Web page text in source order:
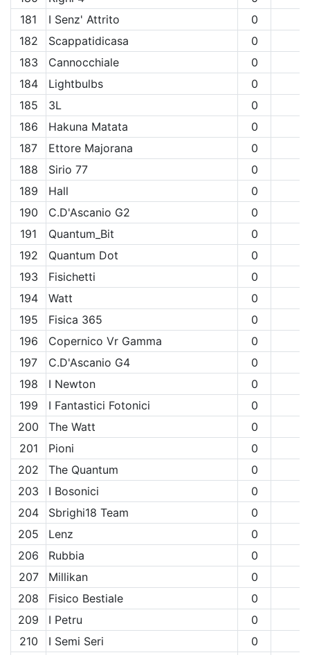
181
I Senz' Attrito
0
182
Scappatidicasa
0
183
Cannocchiale
0
184
Lightbulbs
0
185
3L
0
186
Hakuna Matata
0
187
Ettore Majorana
0
188
Sirio 77
0
189
Hall
0
190
C.D'Ascanio G2
0
191
Quantum_Bit
0
192
Quantum Dot
0
193
Fisichetti
0
194
Watt
0
195
Fisica 365
0
196
Copernico Vr Gamma
0
197
C.D'Ascanio G4
0
198
I Newton
0
199
I Fantastici Fotonici
0
200
The Watt
0
201
Pioni
0
202
The Quantum
0
203
I Bosonici
0
204
Sbrighi18 Team
0
205
Lenz
0
206
Rubbia
0
207
Millikan
0
208
Fisico Bestiale
0
209
I Petru
0
210
I Semi Seri
0